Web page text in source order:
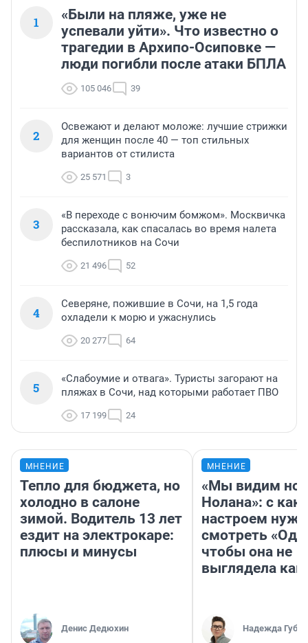
1
«Были на пляже, уже не
успевали уйти». Что известно о
трагедии в Архипо-Осиповке —
люди погибли после атаки БПЛА
105 046 39
2
Освежают и делают моложе: лучшие стрижки
для женщин после 40 — топ стильных
вариантов от стилиста
25 571 3
3
«В переходе с вонючим бомжом». Москвичка
рассказала, как спасалась во время налета
беспилотников на Сочи
21 496 52
4
Северяне, пожившие в Сочи, на 1,5 года
охладели к морю и ужаснулись
20 277 64
5
«Слабоумие и отвага». Туристы загорают на
пляжах в Сочи, над которыми работает ПВО
17 199 24
МНЕНИЕ
Тепло для бюджета, но
холодно в салоне
зимой. Водитель 13 лет
ездит на электрокаре:
плюсы и минусы
Денис Дедюхин
МНЕНИЕ
«Мы видим
Нолана»: с
настроем
смотреть
чтобы она не
выглядела как
Надежда